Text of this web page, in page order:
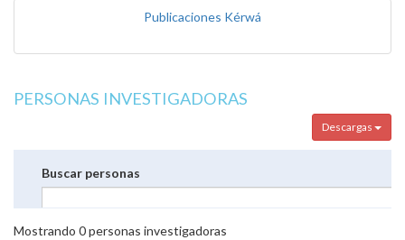
Publicaciones Kérwá
PERSONAS INVESTIGADORAS
Descargas
Buscar personas
Mostrando 0personas investigadoras